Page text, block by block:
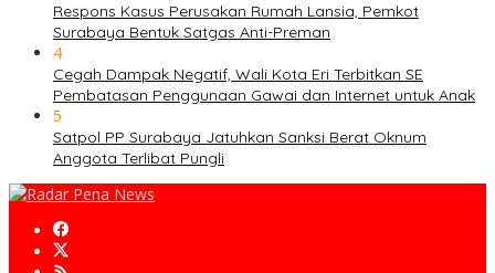
Respons Kasus Perusakan Rumah Lansia, Pemkot
Surabaya Bentuk Satgas Anti-Preman
4
Cegah Dampak Negatif, Wali Kota Eri Terbitkan SE
Pembatasan Penggunaan Gawai dan Internet untuk Anak
5
Satpol PP Surabaya Jatuhkan Sanksi Berat Oknum
Anggota Terlibat Pungli